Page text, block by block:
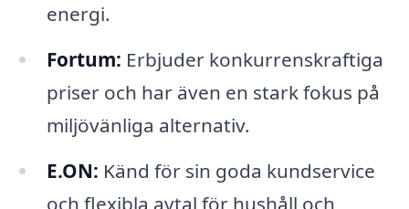
energi.
Fortum: Erbjuder konkurrenskraftiga
priser och har även en stark fokus på
miljövänliga alternativ.
E.ON: Känd för sin goda kundservice
och flexibla avtal för hushåll och